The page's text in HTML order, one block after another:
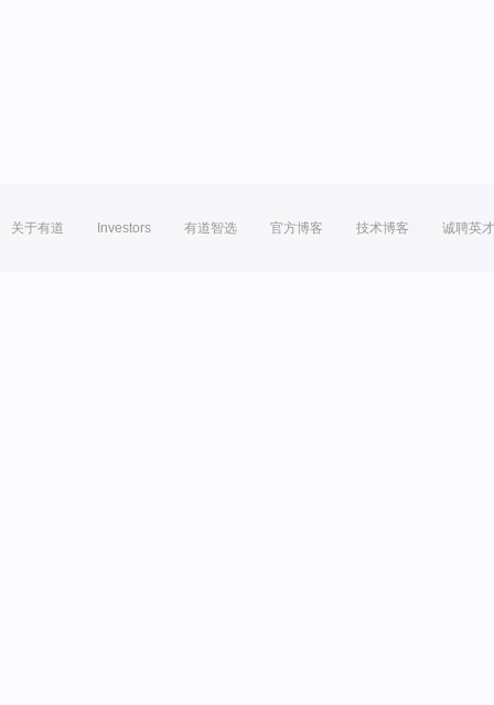
关于有道 Investors 有道智选 官方博客 技术博客 诚聘英才